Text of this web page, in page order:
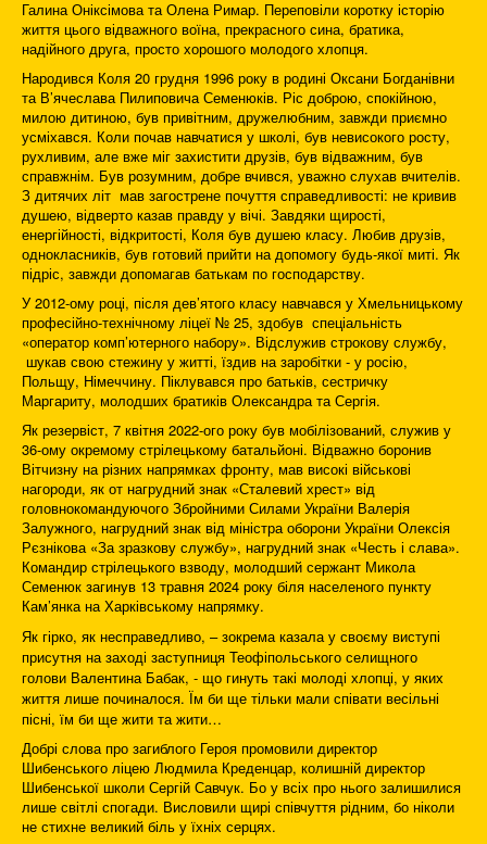
Галина Оніксімова та Олена Римар. Переповіли коротку історію
життя цього відважного воїна, прекрасного сина, братика,
надійного друга, просто хорошого молодого хлопця.
Народився Коля 20 грудня 1996 року в родині Оксани Богданівни
та В’ячеслава Пилиповича Семенюків. Ріс доброю, спокійною,
милою дитиною, був привітним, дружелюбним, завжди приємно
усміхався. Коли почав навчатися у школі, був невисокого росту,
рухливим, але вже міг захистити друзів, був відважним, був
справжнім. Був розумним, добре вчився, уважно слухав вчителів.
З дитячих літ мав загострене почуття справедливості: не кривив
душею, відверто казав правду у вічі. Завдяки щирості,
енергійності, відкритості, Коля був душею класу. Любив друзів,
однокласників, був готовий прийти на допомогу будь-якої миті. Як
підріс, завжди допомагав батькам по господарству.
У 2012-ому році, після дев’ятого класу навчався у Хмельницькому
професійно-технічному ліцеї № 25, здобув спеціальність
«оператор комп’ютерного набору». Відслужив строкову службу,
шукав свою стежину у житті, їздив на заробітки - у росію,
Польщу, Німеччину. Піклувався про батьків, сестричку
Маргариту, молодших братиків Олександра та Сергія.
Як резервіст, 7 квітня 2022-ого року був мобілізований, служив у
36-ому окремому стрілецькому батальйоні. Відважно боронив
Вітчизну на різних напрямках фронту, мав високі військові
нагороди, як от нагрудний знак «Сталевий хрест» від
головнокомандуючого Збройними Силами України Валерія
Залужного, нагрудний знак від міністра оборони України Олексія
Рєзнікова «За зразкову службу», нагрудний знак «Честь і слава».
Командир стрілецького взводу, молодший сержант Микола
Семенюк загинув 13 травня 2024 року біля населеного пункту
Кам’янка на Харківському напрямку.
Як гірко, як несправедливо, – зокрема казала у своєму виступі
присутня на заході заступниця Теофіпольського селищного
голови Валентина Бабак, - що гинуть такі молоді хлопці, у яких
життя лише починалося. Їм би ще тільки мали співати весільні
пісні, їм би ще жити та жити…
Добрі слова про загиблого Героя промовили директор
Шибенського ліцею Людмила Креденцар, колишній директор
Шибенської школи Сергій Савчук. Бо у всіх про нього залишилися
лише світлі спогади. Висловили щирі співчуття рідним, бо ніколи
не стихне великий біль у їхніх серцях.